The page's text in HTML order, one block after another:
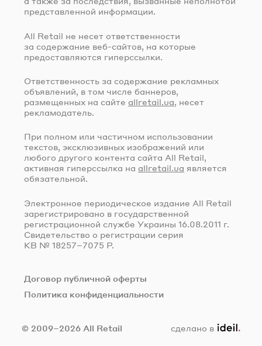
представленной информации.
All Retail не несет ответственности
за содержание веб-сайтов , на которые
предоставляются гиперссылки.
Ответственность за содержание рекламных
объявлений, в том числе баннеров,
размещенных на сайте allretail.ua, несет
рекламодатель.
При полном или частичном использовании
текстов, эксклюзивных изображений или
любого другого контента сайта All Retail,
активная гиперссылка на allretail.ua является
обязательной.
Электронное периодическое издание All Retail
зарегистрировано в государственной
регистрационной службе Украины 16.08.2011 г.
Свидетельство о регистрации серия
КВ № 18257–7075 Р.
Договор публичной оферты
Политика конфиденциальности
© 2009–2026 All Retail сделано в ideil.